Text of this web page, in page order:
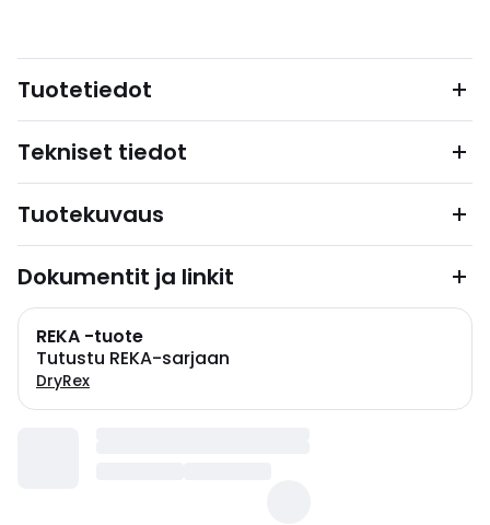
Tuotetiedot
Tekniset tiedot
Tuotekuvaus
Dokumentit ja linkit
REKA -tuote
Tutustu REKA-sarjaan
DryRex